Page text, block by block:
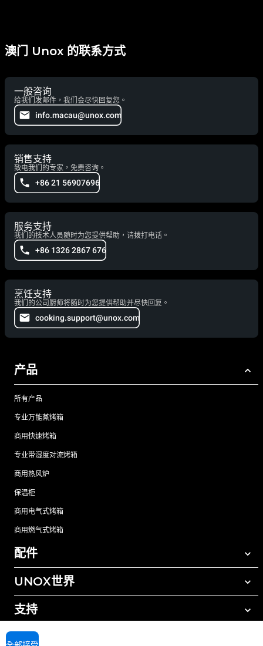
澳门 Unox 的联系方式
一般咨询
给我们发邮件，我们会尽快回复您。
info.macau@unox.com
销售支持
致电我们的专家，免费咨询。
+86 21 56907696
服务支持
我们的技术人员随时为您提供帮助，请拨打电话。
+86 1326 2867 676
烹饪支持
我们的公司厨师将随时为您提供帮助并尽快回复。
cooking.support@unox.com
产品
所有产品
专业万能蒸烤箱
商用快速烤箱
专业带湿度对流烤箱
商用热风炉
保温柜
商用电气式烤箱
商用燃气式烤箱
配件
所有配件
手动清洗清洁剂
树脂过滤水处理
UNOX世界
我们在全球的办事处
支持
UNOX质保